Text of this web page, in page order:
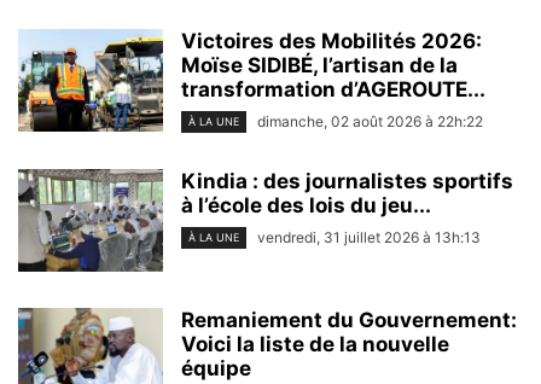
Victoires des Mobilités 2026:
Moïse SIDIBÉ, l’artisan de la
transformation d’AGEROUTE...
À LA UNE dimanche, 02 août 2026 à 22h:22
Kindia : des journalistes sportifs
à l’école des lois du jeu...
À LA UNE vendredi, 31 juillet 2026 à 13h:13
Remaniement du Gouvernement:
Voici la liste de la nouvelle
équipe